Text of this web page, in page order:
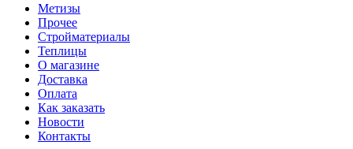
Метизы
Прочее
Стройматериалы
Теплицы
О магазине
Доставка
Оплата
Как заказать
Новости
Контакты